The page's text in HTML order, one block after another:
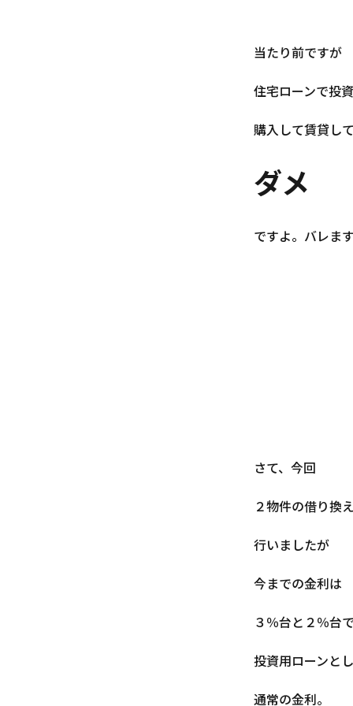
当たり前ですが
住宅ローンで投
購入して賃貸し
ダメ
ですよ。バレます
さて、今回
２物件の借り換
行いましたが
今までの金利は
３％台と２％台で
投資用ローンと
通常の金利。